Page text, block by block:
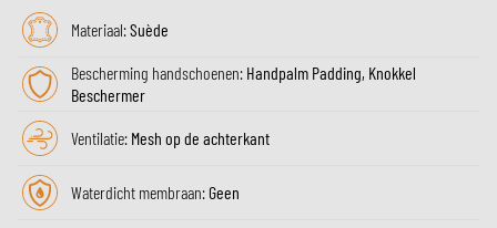
Materiaal:Suède
Bescherming handschoenen: Handpalm Padding, Knokkel
Beschermer
Ventilatie: Mesh op de achterkant
Waterdicht membraan:Geen